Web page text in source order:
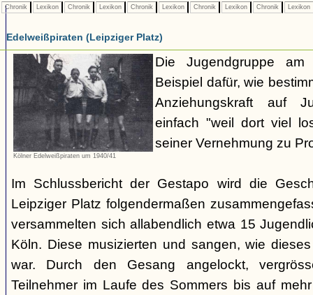
Chronik Lexikon Chronik Lexikon Chronik Lexikon Chronik Lexikon Chronik Lexikon
Edelweißpiraten (Leipziger Platz)
Kölner Edelweißpiraten um 1940/41
Die Jugendgruppe
Beispiel dafür, wie
Anziehungskraft auf
einfach "weil dort viel
seiner Vernehmung zu
Im Schlussbericht der Gestapo wird die
Leipziger Platz folgendermaßen
versammelten sich allabendlich etwa 15
Köln. Diese musizierten und sangen, wie
war. Durch den Gesang angelockt,
Teilnehmer im Laufe des Sommers bis auf